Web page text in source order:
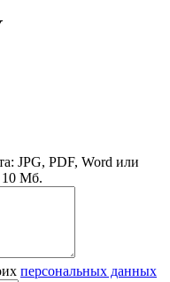
JPG, PDF, Word или
10 Мб.
персональных данных